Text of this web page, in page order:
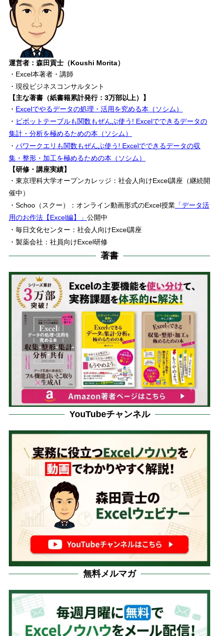
運営者：森田貢士（Koushi Morita）
・Excel本著者・講師
・現役ビジネスコンサルタント
【主な著書（紙書籍累計発行：3万部以上）】
・ Excelでやるデータの処理・活用を究める本（ソシム）
・ ピボットテーブルも関数もぜんぶ使う! Excelでできるデータの
集計・分析を極めるための本（ソシム）
・ パワークエリも関数もぜんぶ使う! Excelでできるデータの収
集・整形・加工を極めるための本（ソシム）
【研修・講座実績】
・東京理科大学オープンカレッジ：社会人向けExcel講座（継続開
催中）
・Schoo（スクー）：オンライン動画形式のExcel授業「データ活
用のお作法【Excel編】」 公開中
・毎日文化センター：社会人向けExcel講座
・製薬会社：社員向けExcel研修
著書
YouTubeチャンネル
無料メルマガ